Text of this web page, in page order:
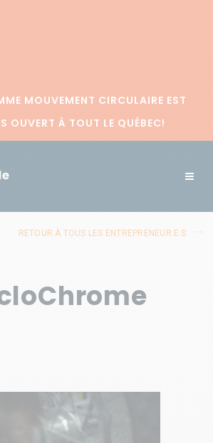
MOUVEMENT CIRCULAIRE EST
OUVERT À TOUT LE QUÉBEC!
RETOUR À TOUS LES ENTREPRENEUR.E.S